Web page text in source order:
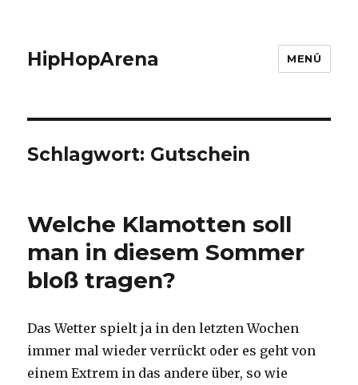
HipHopArena MENÜ
Schlagwort: Gutschein
Welche Klamotten soll
man in diesem Sommer
bloß tragen?
Das Wetter spielt ja in den letzten Wochen
immer mal wieder verrückt oder es geht von
einem Extrem in das andere über, so wie